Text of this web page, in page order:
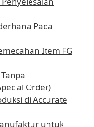
Pada
Item FG
Order)
di Accurate
untuk